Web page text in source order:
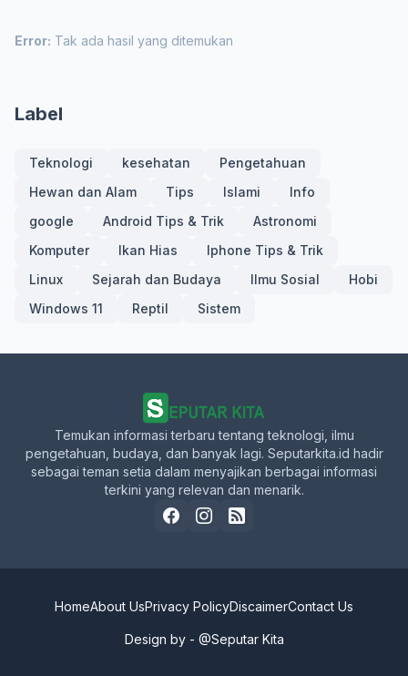
Error: Tak ada hasil yang ditemukan
Label
Teknologi kesehatan
Pengetahuan
Hewan dan Alam
Tips Islami
Info
google
Android Tips & Trik
Astronomi
Komputer
Ikan Hias
Iphone Tips & Trik
Linux
Sejarah dan Budaya Ilmu Sosial
Hobi
Windows 11
Reptil Sistem
Temukan informasi terbaru tentang teknologi, ilmu
pengetahuan, budaya, dan banyak lagi. Seputarkita.id hadir
sebagai teman setia dalam menyajikan berbagai informasi
terkini yang relevan dan menarik.
Design by - @Seputar Kita
HomeAbout UsPrivacy PolicyDiscaimerContact Us